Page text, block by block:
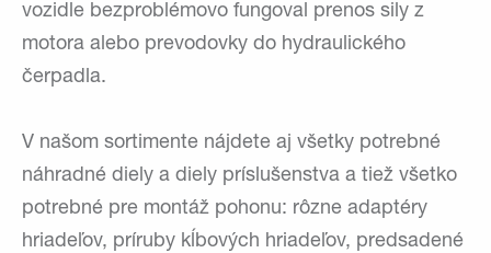
vozidle bezproblémovo fungoval prenos sily z
motora alebo prevodovky do hydraulického
čerpadla.
V našom sortimente nájdete aj všetky potrebné
náhradné diely a diely príslušenstva a tiež všetko
potrebné pre montáž pohonu: rôzne adaptéry
hriadeľov, príruby kĺbových hriadeľov, predsadené